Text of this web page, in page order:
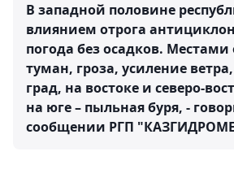
В западной половине
влиянием отрога
погода без осадков.
туман, гроза, усиление
град, на востоке и северо-
на юге – пыльная буря, -
сообщении РГП